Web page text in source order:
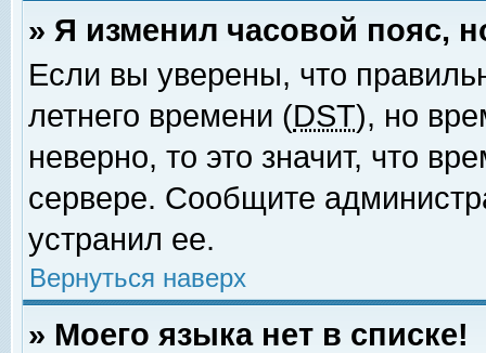
» Я изменил часовой пояс,
Если вы уверены, что
летнего времени (DST), но
неверно, то это значит, что
сервере. Сообщите
устранил ее.
Вернуться наверх
» Моего языка нет в списке!